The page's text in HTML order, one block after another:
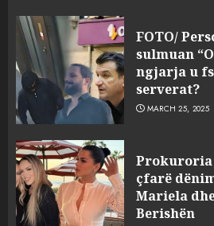
FOTO/
sulmuan
ngjarja u
serverat?
MARCH 25, 2025
Prokuroria
çfarë
Mariela
Berishën